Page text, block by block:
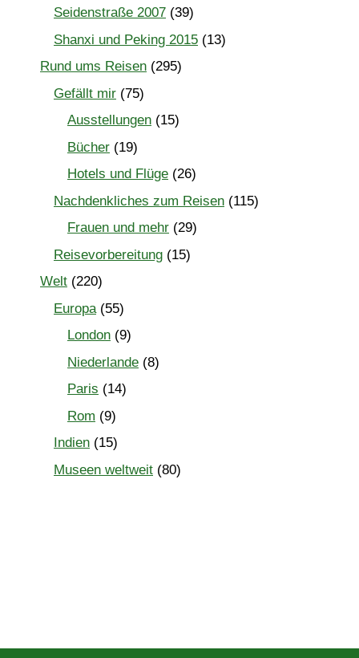
Seidenstraße 2007 (39)
Shanxi und Peking 2015 (13)
Rund ums Reisen (295)
Gefällt mir (75)
Ausstellungen (15)
Bücher (19)
Hotels und Flüge (26)
Nachdenkliches zum Reisen (115)
Frauen und mehr (29)
Reisevorbereitung (15)
Welt (220)
Europa(55)
London (9)
Niederlande (8)
Paris (14)
Rom (9)
Indien (15)
Museen weltweit (80)